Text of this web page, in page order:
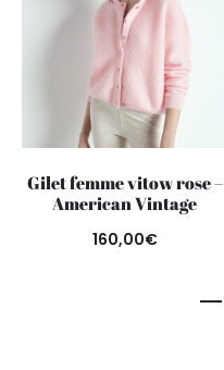
Gilet femme vitow rose –
American Vintage
160,00€